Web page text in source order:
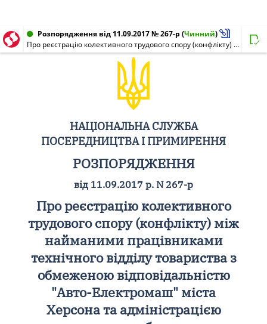
Розпорядження від 11.09.2017 № 267-р (Чинний)
Про реєстрацію колективного трудового спору (конфлікту) між найманими працівниками технічного відділу товариства з обмеженою відповідальністю "Авто-Електромаш" міста Херсона та адміністрацією товариства з обмеженою відповідальністю "Авто-Електромаш" міста Херсона
НАЦІОНАЛЬНА СЛУЖБА
ПОСЕРЕДНИЦТВА І ПРИМИРЕННЯ
РОЗПОРЯДЖЕННЯ
від 11.09.2017 р. N 267-р
Про реєстрацію колективного
трудового спору (конфлікту) між
найманими працівниками
технічного відділу товариства з
обмеженою відповідальністю
"Авто-Електромаш" міста
Херсона та адміністрацією